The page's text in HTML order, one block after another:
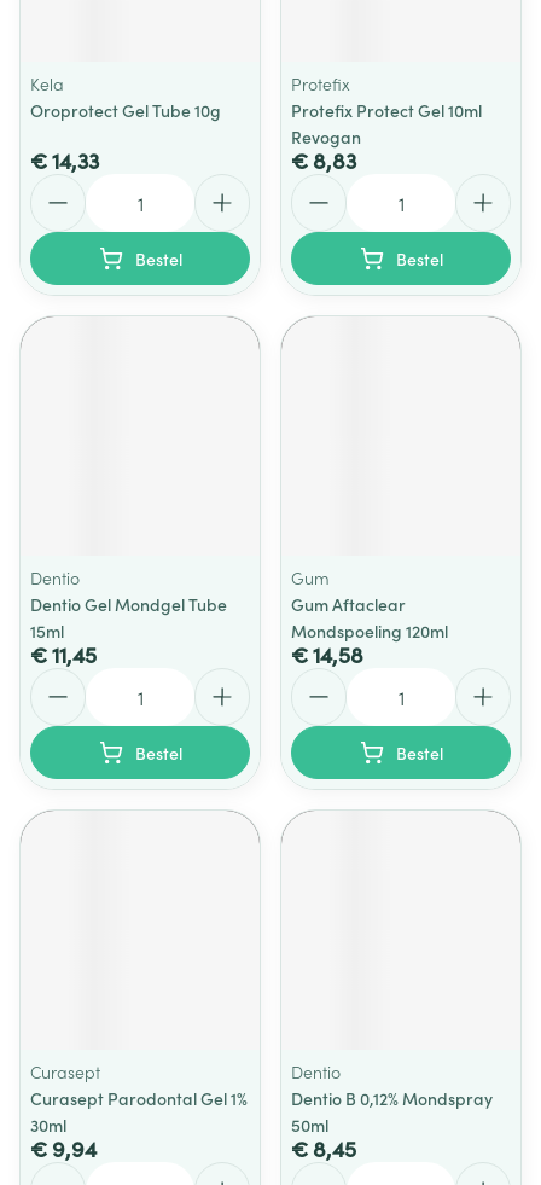
Kela
Oroprotect Gel Tube 10g
€ 14,33
Bestel
Protefix
Protefix Protect Gel 10ml
Revogan
€ 8,83
Bestel
Dentio
Dentio Gel Mondgel Tube
15ml
€ 11,45
Bestel
Gum
Gum Aftaclear
Mondspoeling 120ml
€ 14,58
Bestel
Curasept
Curasept Parodontal Gel 1%
30ml
€ 9,94
Dentio
Dentio B 0,12% Mondspray
50ml
€ 8,45